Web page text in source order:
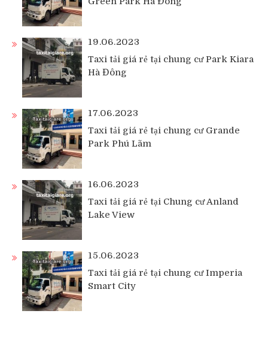
19.06.2023
Taxi tải giá rẻ tại chung cư Park Kiara
Hà Đông
17.06.2023
Taxi tải giá rẻ tại chung cư Grande
Park Phú Lãm
16.06.2023
Taxi tải giá rẻ tại Chung cư Anland
Lake View
15.06.2023
Taxi tải giá rẻ tại chung cư Imperia
Smart City